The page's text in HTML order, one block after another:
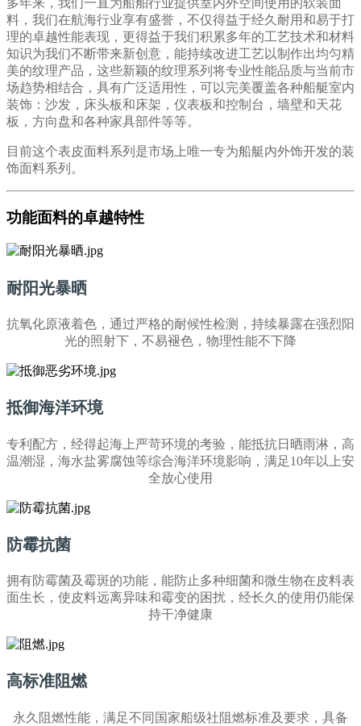
多年来，我们一直为船舶行业提供室内外空间使用的软装面
料，我们在航海行业享有盛誉，不仅得益于经久耐用和易于打
理的卓越性能表现，更得益于我们积累多年的工艺技术和材料
知识为我们不断带来新创意，能持续改进工艺以制作出均匀精
美的纹理产品，这些新颖的纹理系列将专业性能品质与当前市
场趋势相结合，具有广泛适用性，可以完美覆盖各种船艇室内
装饰：沙发，床头板和床架，仪表板和控制台，墙壁和天花
板，方向盘和各种家具部件等等。
目前这个表皮面料系列是市场上唯一专为船艇内外饰开发的装
饰面料系列。
功能面料的卓越特性
耐阳光暴晒
抗氧化原液着色，通过严格的耐候性检测，持续暴露在强烈阳
光的照射下，不易褪色，物理性能不下降
抵御海洋环境
专利配方，经得起海上严苛环境的考验，能抵抗日晒雨淋，高
温潮湿，海水盐雾腐蚀等综合海洋环境影响，满足10年以上安
全放心使用
防霉抗菌
拥有防霉菌及霉斑的功能，能防止多种细菌和微生物在皮料表
面生长，使皮料远离异味和霉变的困扰，经长久的使用仍能保
持干净健康
高标准阻燃
永久阻燃性能，满足不同国家船级社阻燃标准及要求，具备